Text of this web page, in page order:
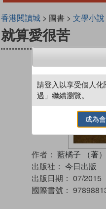
香港閱讀城> 圖書 > 文學小說
就算愛很苦
作者： 藍橘子 （著）
出版社： 今日出版
出版日期： 07/2015
國際書號：
請登入以享受個人
過」繼續瀏覽。
成為